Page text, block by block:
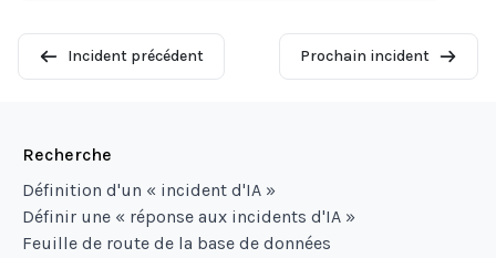
Incident précédent Prochain incident
Recherche
Définition d'un « incident d'IA »
Définir une « réponse aux incidents d'IA »
Feuille de route de la base de données